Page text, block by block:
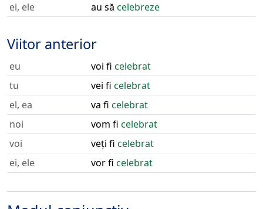
ei, ele
au să celebreze
Viitor anterior
eu voi fi celebrat
tu
vei fi celebrat
el, ea
va fi celebrat
noi
vom fi celebrat
voi
veți fi celebrat
ei, ele
vor fi celebrat